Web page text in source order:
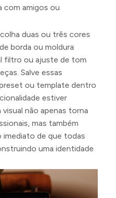
com amigos ou
duas ou três cores
borda ou moldura
filtro ou ajuste de tom
Salve essas
ou template dentro
estiver
não apenas torna
mas também
de que todas
uma identidade